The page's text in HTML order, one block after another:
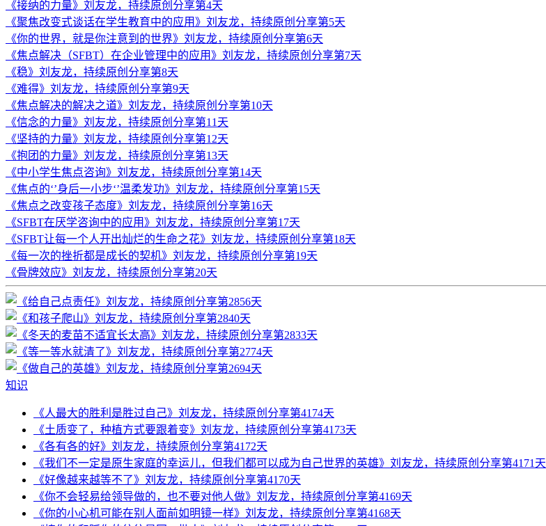
《接纳的力量》刘友龙，持续原创分享第4天
《聚焦改变式谈话在学生教育中的应用》刘友龙，持续原创分享第5天
《你的世界，就是你注意到的世界》刘友龙，持续原创分享第6天
《焦点解决（SFBT）在企业管理中的应用》刘友龙，持续原创分享第7天
《稳》刘友龙，持续原创分享第8天
《难得》刘友龙，持续原创分享第9天
《焦点解决的解决之道》刘友龙，持续原创分享第10天
《信念的力量》刘友龙，持续原创分享第11天
《坚持的力量》刘友龙，持续原创分享第12天
《抱团的力量》刘友龙，持续原创分享第13天
《中小学生焦点咨询》刘友龙，持续原创分享第14天
《焦点的‘’身后一小步‘’温柔发功》刘友龙，持续原创分享第15天
《焦点之改变孩子态度》刘友龙，持续原创分享第16天
《SFBT在厌学咨询中的应用》刘友龙，持续原创分享第17天
《SFBT让每一个人开出灿烂的生命之花》刘友龙，持续原创分享第18天
《每一次的挫折都是成长的契机》刘友龙，持续原创分享第19天
《骨牌效应》刘友龙，持续原创分享第20天
知识
《人最大的胜利是胜过自己》刘友龙，持续原创分享第4174天
《土质变了，种植方式要跟着变》刘友龙，持续原创分享第4173天
《各有各的好》刘友龙，持续原创分享第4172天
《我们不一定是原生家庭的幸运儿，但我们都可以成为自己世界的英雄》刘友龙，持续原创分享第4171天
《好像越来越等不了》刘友龙，持续原创分享第4170天
《你不会轻易给领导做的，也不要对他人做》刘友龙，持续原创分享第4169天
《你的小心机可能在别人面前如明镜一样》刘友龙，持续原创分享第4168天